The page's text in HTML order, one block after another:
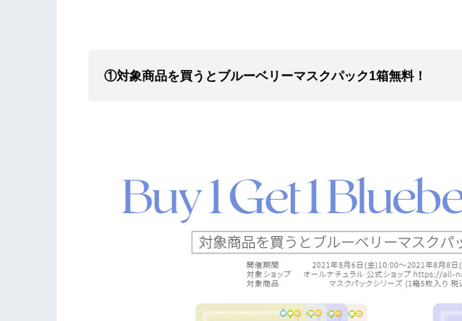
①対象商品を買うとブルーベリーマスクパック1箱無料！